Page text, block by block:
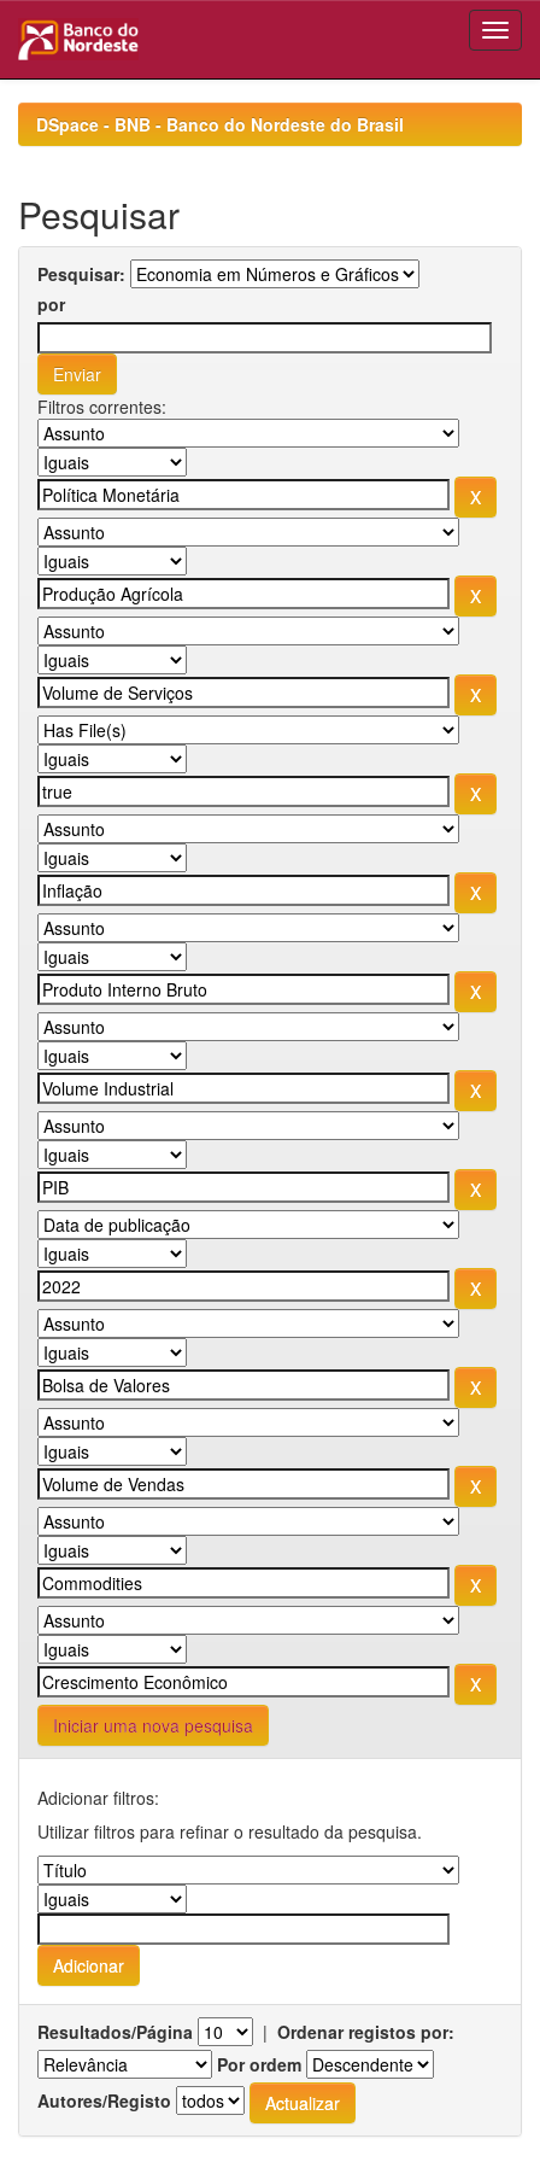
navigationDSpace - BNB - Banco do Nordeste do Brasil
Pesquisar
Pesquisar:
por
Filtros correntes:
Iniciar uma nova pesquisa
Adicionar filtros:
Utilizar filtros para refinar o resultado da pesquisa.
Resultados/Página | Ordenar registos por:
Por ordem
Autores/Registo